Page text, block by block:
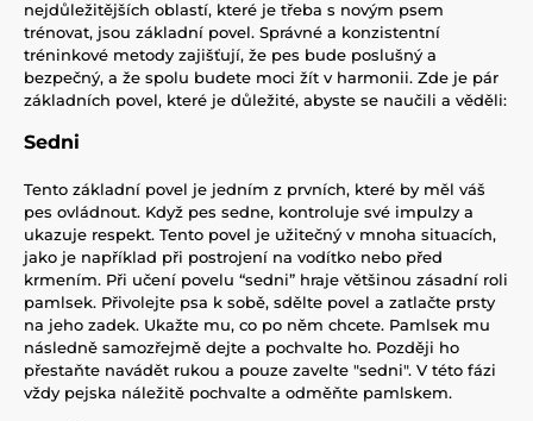
nejdůležitějších oblastí, které je třeba s novým psem
trénovat, jsou základní povel. Správné a konzistentní
tréninkové metody zajišťují, že pes bude poslušný a
bezpečný, a že spolu budete moci žít v harmonii. Zde je pár
základních povel, které je důležité, abyste se naučili a věděli:
Sedni
Tento základní povel je jedním z prvních, které by měl váš
pes ovládnout. Když pes sedne, kontroluje své impulzy a
ukazuje respekt. Tento povel je užitečný v mnoha situacích,
jako je například při postrojení na vodítko nebo před
krmením. Při učení povelu “sedni” hraje většinou zásadní roli
pamlsek. Přivolejte psa k sobě, sdělte povel a zatlačte prsty
na jeho zadek. Ukažte mu, co po něm chcete. Pamlsek mu
následně samozřejmě dejte a pochvalte ho. Později ho
přestaňte navádět rukou a pouze zavelte "sedni". V této fázi
vždy pejska náležitě pochvalte a odměňte pamlskem.